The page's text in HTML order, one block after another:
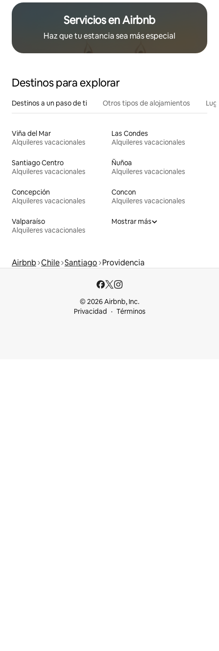
Servicios en Airbnb
Haz que tu estancia sea más especial
Destinos para explorar
Destinos a un paso de ti Otros tipos de alojamientos
Viña del Mar
Alquileres vacacionales
Las Condes
Alquileres vacacionales
Santiago Centro
Alquileres vacacionales
Ñuñoa
Alquileres vacacionales
Concepción
Alquileres vacacionales
Concon
Alquileres vacacionales
Valparaíso
Alquileres vacacionales
Mostrar más
Airbnb Chile Santiago Providencia
© 2026 Airbnb, Inc.
Privacidad
Términos